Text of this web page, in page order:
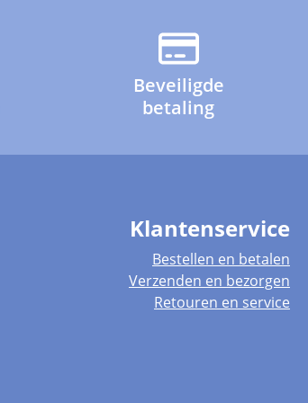
Beveiligde
betaling
Klantenservice
Bestellen en betalen
Verzenden en bezorgen
Retouren en service